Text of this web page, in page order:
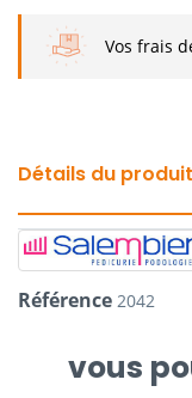
Vos frais
Détails du produit
Référence 2042
vous